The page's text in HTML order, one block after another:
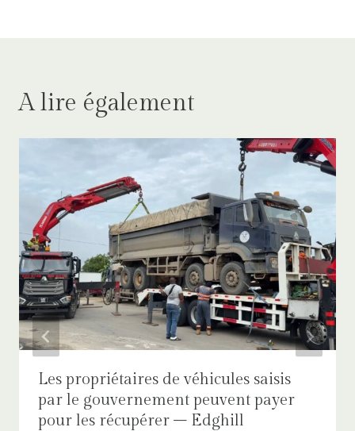
A lire également
Les propriétaires de véhicules saisis
par le gouvernement peuvent payer
pour les récupérer – Edghill